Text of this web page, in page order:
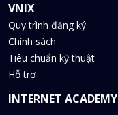
VNIX
Quy trình đăng ký
Chính sách
Tiêu chuẩn kỹ thuật
Hỗ trợ
INTERNET ACADEMY